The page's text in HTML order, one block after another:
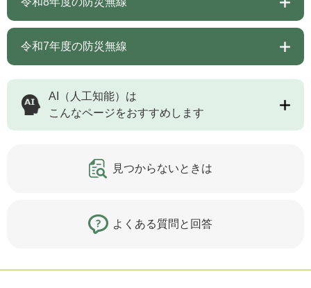
令和7年度の防災無線
AI（人工知能）は
こんなページをおすすめします
見つからないときは
よくある質問と回答